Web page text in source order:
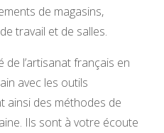
de magasins,
travail et de salles.
de l’artisanat français en
avec les outils
ainsi des méthodes de
Ils sont à votre écoute